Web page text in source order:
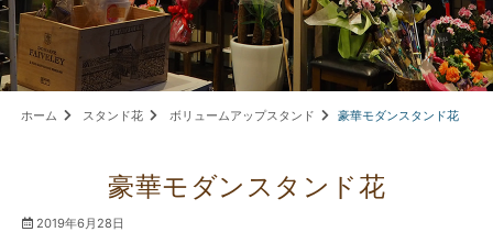
ホーム スタンド花 ボリュームアップスタンド 豪華モダンスタンド花
豪華モダンスタンド花
2019年6月28日